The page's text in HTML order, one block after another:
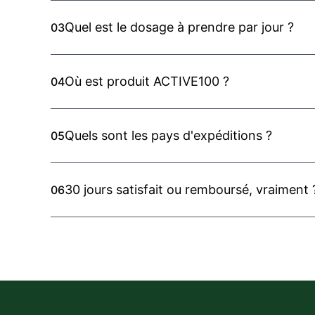
03Quel est le dosage à prendre par jour ?
04Où est produit ACTIVE100 ?
05Quels sont les pays d'expéditions ?
0630 jours satisfait ou remboursé, vraiment